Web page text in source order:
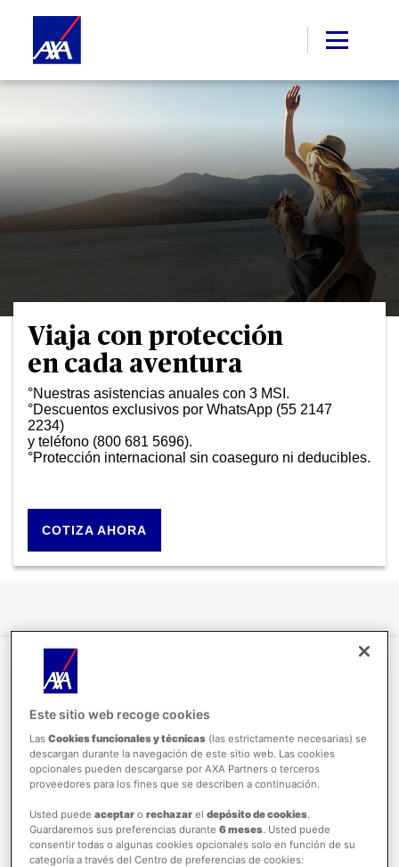
Viaja con protección
en cada aventura
°Nuestras asistencias anuales con 3 MSI.
°Descuentos exclusivos por WhatsApp (55 2147
2234)
y teléfono (800 681 5696).
°Protección internacional sin coaseguro ni deducibles.
COTIZA AHORA
Este sitio web recoge cookies
LasCookies funcionales y técnicas (las estrictamente necesarias) se
descargan durante la navegación de este sitio web. Las cookies
opcionales pueden descargarse por AXA Partners o terceros
proveedores para los fines que se describen a continuación.
Usted puedeaceptar orechazar eldepósito de cookies.
Guardaremos sus preferencias durante6 meses. Usted puede
consentir todas o algunas cookies opcionales solo en función de su
categoría a través del Centro de preferencias de cookies: